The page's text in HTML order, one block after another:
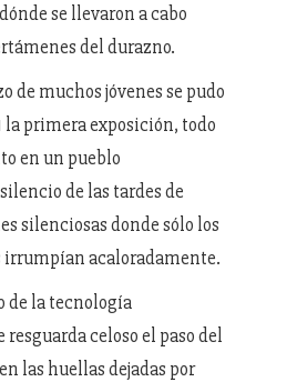
se llevaron a cabo
del durazno.
de muchos jóvenes se pudo
la primera exposición, todo
en un pueblo
de las tardes de
silenciosas donde sólo los
irrumpían acaloradamente.
de la tecnología
celoso el paso del
las huellas dejadas por